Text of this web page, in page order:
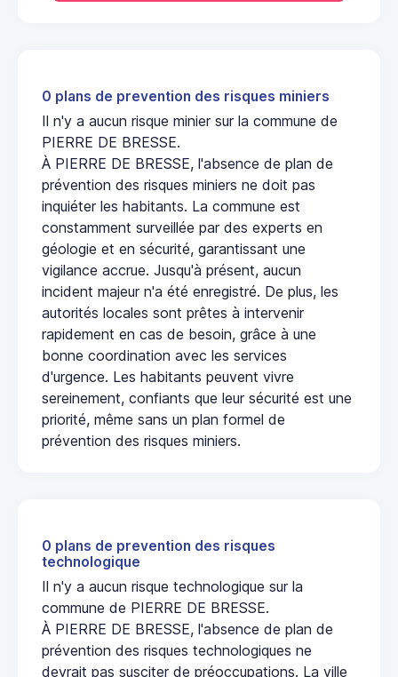
0 plans de prevention des risques miniers
Il n'y a aucun risque minier sur la commune de
PIERRE DE BRESSE.
À PIERRE DE BRESSE, l'absence de plan de
prévention des risques miniers ne doit pas
inquiéter les habitants. La commune est
constamment surveillée par des experts en
géologie et en sécurité, garantissant une
vigilance accrue. Jusqu'à présent, aucun
incident majeur n'a été enregistré. De plus, les
autorités locales sont prêtes à intervenir
rapidement en cas de besoin, grâce à une
bonne coordination avec les services
d'urgence. Les habitants peuvent vivre
sereinement, confiants que leur sécurité est une
priorité, même sans un plan formel de
prévention des risques miniers.
0 plans de prevention des risques
technologique
Il n'y a aucun risque technologique sur la
commune de PIERRE DE BRESSE.
À PIERRE DE BRESSE, l'absence de plan de
prévention des risques technologiques ne
devrait pas susciter de préoccupations. La ville